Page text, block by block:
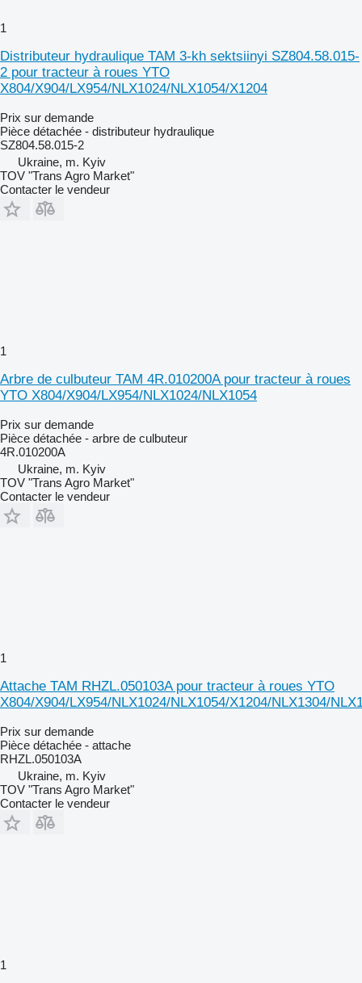
1
Distributeur hydraulique TAM 3-kh sektsiinyi SZ804.58.015-
2 pour tracteur à roues YTO
X804/X904/LX954/NLX1024/NLX1054/X1204
Prix sur demande
Pièce détachée - distributeur hydraulique
SZ804.58.015-2
Ukraine, m. Kyiv
TOV "Trans Agro Market"
Contacter le vendeur
1
Arbre de culbuteur TAM 4R.010200A pour tracteur à roues
YTO X804/X904/LX954/NLX1024/NLX1054
Prix sur demande
Pièce détachée - arbre de culbuteur
4R.010200A
Ukraine, m. Kyiv
TOV "Trans Agro Market"
Contacter le vendeur
1
Attache TAM RHZL.050103A pour tracteur à roues YTO
X804/X904/LX954/NLX1024/NLX1054/X1204/NLX1304/
Prix sur demande
Pièce détachée - attache
RHZL.050103A
Ukraine, m. Kyiv
TOV "Trans Agro Market"
Contacter le vendeur
1